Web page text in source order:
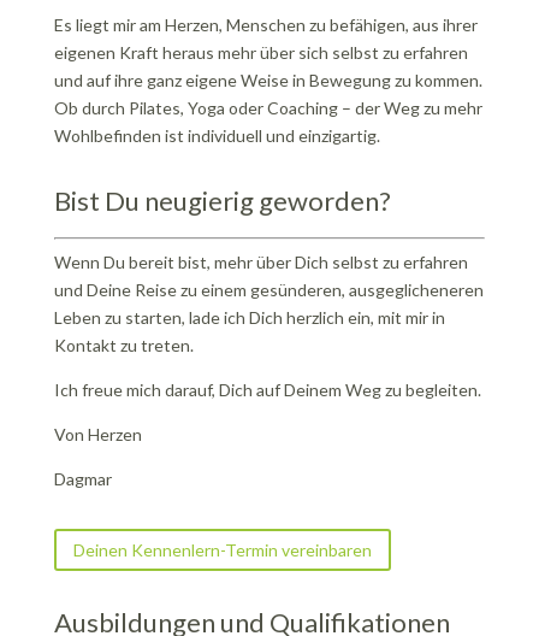
Es liegt mir am Herzen, Menschen zu befähigen, aus ihrer
eigenen Kraft heraus mehr über sich selbst zu erfahren
und auf ihre ganz eigene Weise in Bewegung zu kommen.
Ob durch Pilates, Yoga oder Coaching – der Weg zu mehr
Wohlbefinden ist individuell und einzigartig.
Bist Du neugierig geworden?
Wenn Du bereit bist, mehr über Dich selbst zu erfahren
und Deine Reise zu einem gesünderen, ausgeglicheneren
Leben zu starten, lade ich Dich herzlich ein, mit mir in
Kontakt zu treten.
Ich freue mich darauf, Dich auf Deinem Weg zu begleiten.
Von Herzen
Dagmar
Deinen Kennenlern-Termin vereinbaren
Ausbildungen und Qualifikationen